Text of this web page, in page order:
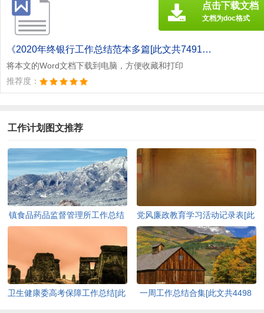
《2020年终银行工作总结范本多篇[此文共7491字].doc》
将本文的Word文档下载到电脑，方便收藏和打印
推荐度：
点击下载文档
文档为doc格式
工作计划图文推荐
镇食品药品监督管理所工作总结
党风廉政教育学习活动记录表[此
文共523字]
卫生健康委高考保障工作总结[此
一周工作总结合集[此文共4498